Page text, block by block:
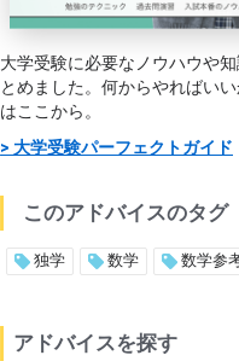
大学受験に必要なノウハウや
とめました。何からやればい
はここから。
> 大学受験パーフェクトガイド
このアドバイスのタグ
独学 数学 数学参
アドバイスを探す